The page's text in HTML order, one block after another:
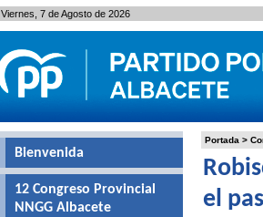
Portada >
el
Bienvenida
12 Congreso Provincial
NNGG Albacete
Viernes, 7 de Agosto de 2026